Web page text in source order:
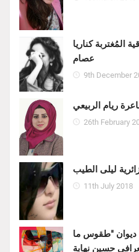
المُغتربة كناريا
عصام
9th December
ريام الربيعي
26th February
ليلى الطيب
11th July 2018
ديوان "طقوس ما
حسين نهابة